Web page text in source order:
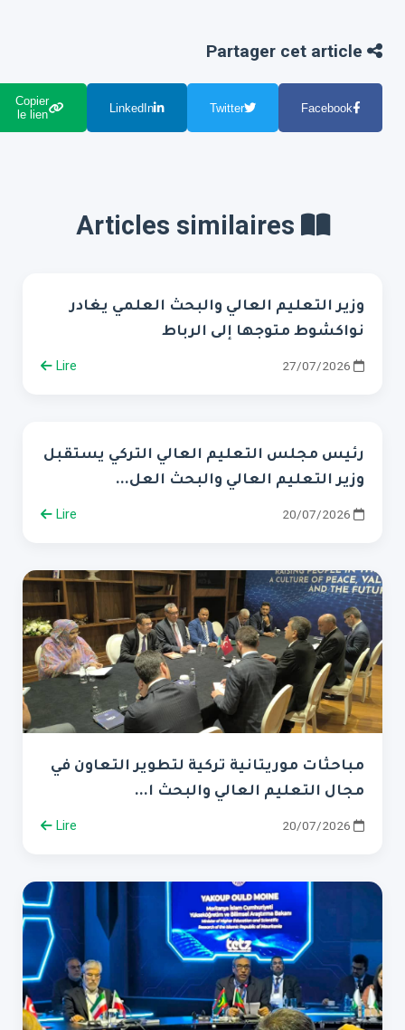
Partager cet article
Facebook
Twitter
LinkedIn
Copier
le lien
Articles similaires
وزير التعليم العالي والبحث العلمي يغادر
نواكشوط متوجها إلى الرباط
27/07/2026
Lire
رئيس مجلس التعليم العالي التركي يستقبل
وزير التعليم العالي والبحث العل...
20/07/2026
Lire
مباحثات موريتانية تركية لتطوير التعاون في
مجال التعليم العالي والبحث ا...
20/07/2026
Lire